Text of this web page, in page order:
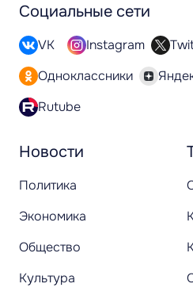
Новости
Политика
Экономика
Общество
Культура
Социальные сети
VK Instagram
Одноклассники
Rutube